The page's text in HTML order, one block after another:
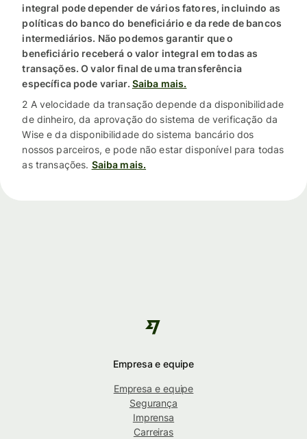
integral pode depender de vários fatores, incluindo as
políticas do banco do beneficiário e da rede de bancos
intermediários. Não podemos garantir que o
beneficiário receberá o valor integral em todas as
transações. O valor final de uma transferência
específica pode variar. Saiba mais.
2 A velocidade da transação depende da disponibilidade
de dinheiro, da aprovação do sistema de verificação da
Wise e da disponibilidade do sistema bancário dos
nossos parceiros, e pode não estar disponível para todas
as transações. Saiba mais.
Empresa e equipe
Empresa e equipe
Segurança
Imprensa
Carreiras